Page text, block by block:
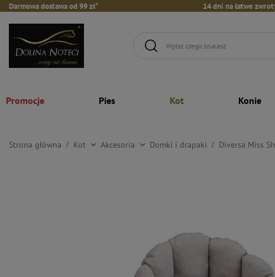
Darmowa dostawa od 99 zł* 14 dni na łatwe
Promocje Pies Kot Konie
Strona główna Kot Akcesoria Domki i drapaki Diversa Miss